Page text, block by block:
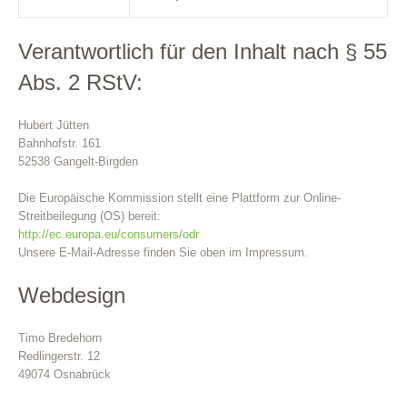
Verantwortlich für den Inhalt nach § 55
Abs. 2 RStV:
Hubert Jütten
Bahnhofstr. 161
52538 Gangelt-Birgden
Die Europäische Kommission stellt eine Plattform zur Online-
Streitbeilegung (OS) bereit:
http://ec.europa.eu/consumers/odr
Unsere E-Mail-Adresse finden Sie oben im Impressum.
Webdesign
Timo Bredehorn
Redlingerstr. 12
49074 Osnabrück